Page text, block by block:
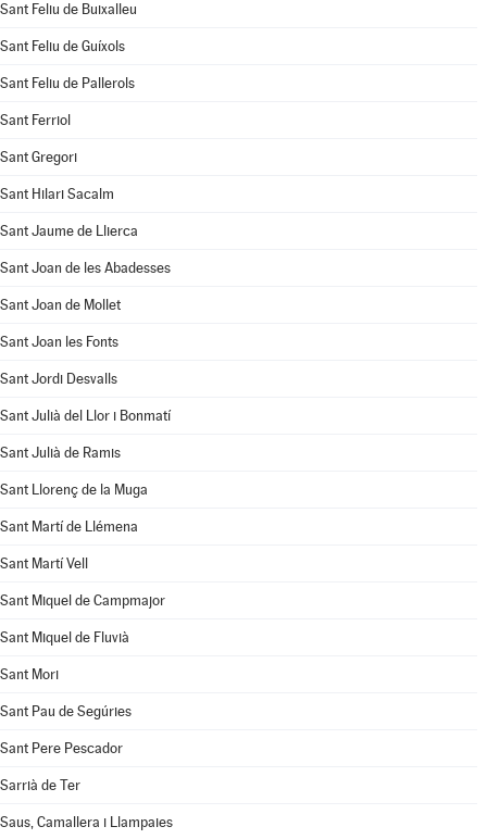
Sant Feliu de Buixalleu
Sant Feliu de Guíxols
Sant Feliu de Pallerols
Sant Ferriol
Sant Gregori
Sant Hilari Sacalm
Sant Jaume de Llierca
Sant Joan de les Abadesses
Sant Joan de Mollet
Sant Joan les Fonts
Sant Jordi Desvalls
Sant Julià del Llor i Bonmatí
Sant Julià de Ramis
Sant Llorenç de la Muga
Sant Martí de Llémena
Sant Martí Vell
Sant Miquel de Campmajor
Sant Miquel de Fluvià
Sant Mori
Sant Pau de Segúries
Sant Pere Pescador
Sarrià de Ter
Saus, Camallera i Llampaies